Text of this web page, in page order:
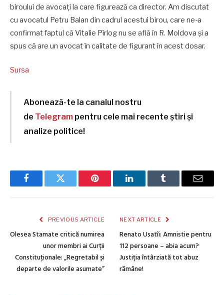
biroului de avocați la care figurează ca director. Am discutat
cu avocatul Petru Balan din cadrul acestui birou, care ne-a
confirmat faptul că Vitalie Pîrlog nu se află în R. Moldova și a
spus că are un avocat în calitate de figurant în acest dosar.
Sursa
Abonează-te la canalul nostru
de Telegram pentru cele mai recente știri și
analize politice!
FacebookTwitter Pinterest LinkedInTumblr Email
PREVIOUS ARTICLE
Olesea Stamate critică numirea
unor membri ai Curții
Constituționale: „Regretabil și
departe de valorile asumate”
NEXT ARTICLE
Renato Usatîi: Amnistie pentru
112 persoane – abia acum?
Justiția întârziată tot abuz
rămâne!